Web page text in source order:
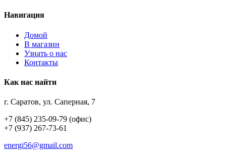
Навигация
Домой
В магазин
Узнать о нас
Контакты
Как нас найти
г. Саратов, ул. Саперная, 7
+7 (845) 235-09-79 (офис)
+7 (937) 267-73-61
energi56@gmail.com